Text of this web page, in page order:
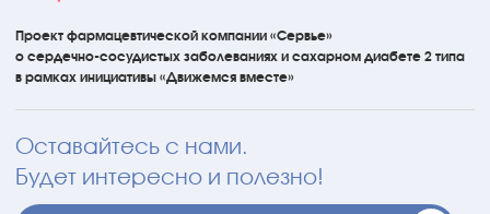
Проект фармацевтической компании «Сервье»
о сердечно-сосудистых заболеваниях и сахарном диабете 2 типа
в рамках инициативы «Движемся вместе»
Оставайтесь с нами.
Будет интересно и полезно!